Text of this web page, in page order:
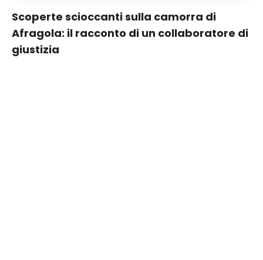
Scoperte scioccanti sulla camorra di
Afragola: il racconto di un collaboratore di
giustizia